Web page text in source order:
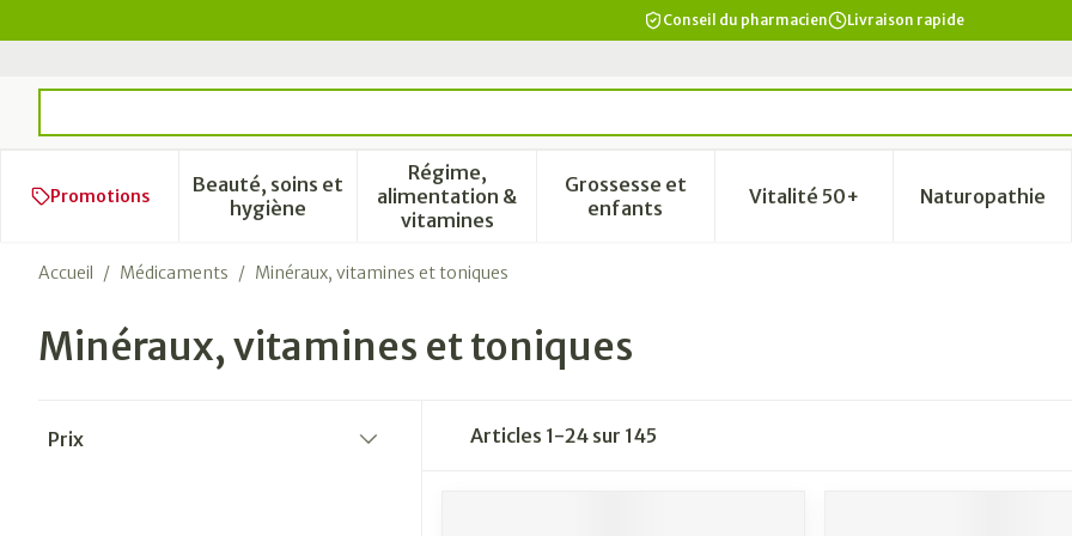
Conseil du pharmacien Livraison rapide
Promotions
Beauté, soins et
hygièneAfficher le sous-menu pour la catégorie Beauté, soins et hygiène
Régime,
alimentation &
vitamines
Afficher le sous-menu pour la catégorie Régime, alimentation &
Grossesse et
enfantsAfficher le sous-menu pour la catégorie
Vitalité 50+Afficher le sous-menu pour
Naturopathie
Afficher
Accueil / Médicaments / Minéraux, vitamines et toniques
Minéraux, vitamines et toniques
Prix
Articles 1-24 sur 145